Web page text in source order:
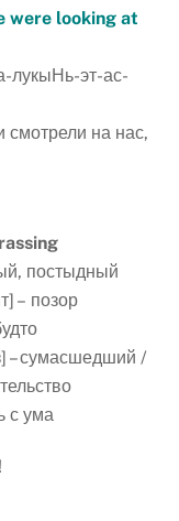
were looking at
лукыНь-эт-ас-
на нас,
постыдный
– позор
– сумасшедший /
с ума